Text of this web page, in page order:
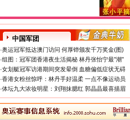
中国军团
·奥运冠军抵达澳门访问 何厚铧颁发千万奖金(图)
·组图：冠军团香港夜生活揭秘 林丹张怡宁最"潮"
·女划艇冠军访港期间突发晕倒 血糖偏低症状无碍
·香港女粉丝惊呼：林丹手好温柔 一点不像运动员
·体坛九大浓妆明星：刘翔抹腮红 郭晶晶最喜描眉